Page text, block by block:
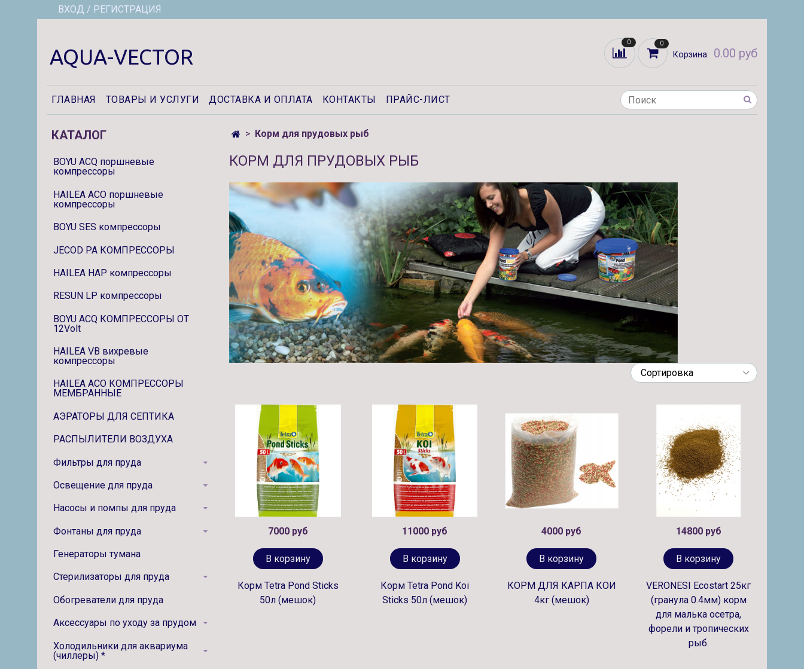
ВХОД / РЕГИСТРАЦИЯ
AQUA-VECTOR
0 0
Корзина: 0.00 руб
ГЛАВНАЯ ТОВАРЫ И УСЛУГИ ДОСТАВКА И ОПЛАТА КОНТАКТЫ ПРАЙС-ЛИСТ
Корм для прудовых рыб
КОРМ ДЛЯ ПРУДОВЫХ РЫБ
7000 руб
В корзину
Корм Tetra Pond Sticks
50л (мешок)
11000 руб
В корзину
Корм Tetra Pond Koi
Sticks 50л (мешок)
4000 руб
В корзину
КОРМ ДЛЯ КАРПА КОИ
4кг (мешок)
14800 руб
В корзину
VERONESI Ecostart 25кг
(гранула 0.4мм) корм
для малька осетра,
форели и тропических
рыб.
КАТАЛОГ
BOYU ACQ поршневые
компрессоры
HAILEA ACO поршневые
компрессоры
BOYU SES компрессоры
JECOD PA КОМПРЕССОРЫ
HAILEA HAP компрессоры
RESUN LP компрессоры
BOYU ACQ КОМПРЕССОРЫ ОТ
12Volt
HAILEA VB вихревые
компрессоры
HAILEA ACO КОМПРЕССОРЫ
МЕМБРАННЫЕ
АЭРАТОРЫ ДЛЯ СЕПТИКА
РАСПЫЛИТЕЛИ ВОЗДУХА
Фильтры для пруда
Освещение для пруда
Насосы и помпы для пруда
Фонтаны для пруда
Генераторы тумана
Стерилизаторы для пруда
Обогреватели для пруда
Аксессуары по уходу за прудом
Холодильники для аквариума
(чиллеры) *